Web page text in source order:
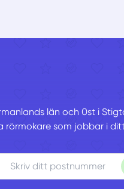
län och 0st i
rörmokare som jobbar i